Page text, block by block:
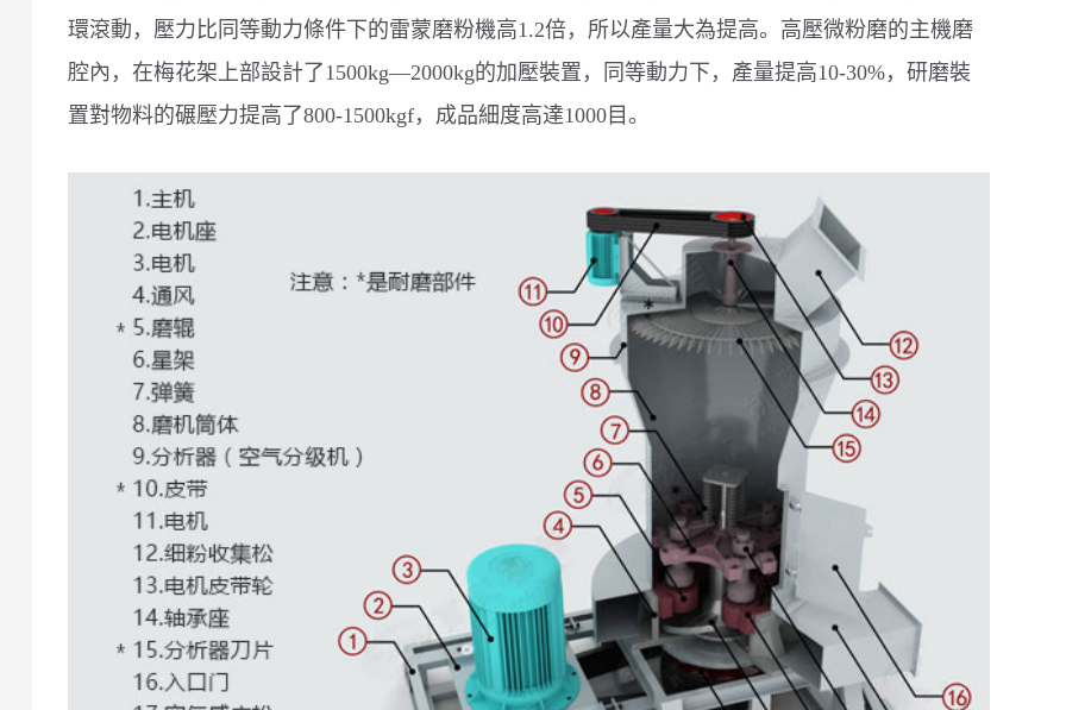
環滾動，壓力比同等動力條件下的雷蒙磨粉機高1.2倍，所以產量大為提高。高壓微粉磨的主機磨
腔內，在梅花架上部設計了1500kg—2000kg的加壓裝置，同等動力下，產量提高10-30%，研磨裝
置對物料的碾壓力提高了800-1500kgf，成品細度高達1000目。